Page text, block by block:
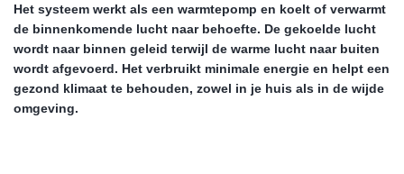
Het systeem werkt als een warmtepomp en koelt of verwarmt
de binnenkomende lucht naar behoefte. De gekoelde lucht
wordt naar binnen geleid terwijl de warme lucht naar buiten
wordt afgevoerd. Het verbruikt minimale energie en helpt een
gezond klimaat te behouden, zowel in je huis als in de wijde
omgeving.